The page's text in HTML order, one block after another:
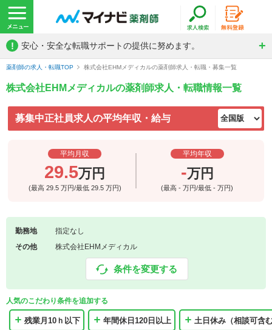
! 安心・安全な転職サポートの提供に努めます。
薬剤師の求人・転職TOP 株式会社EHMメディカルの薬剤師求人・転職・募集一覧
株式会社EHMメディカルの薬剤師求人・転職情報一覧
募集中正社員求人の平均年収・給与
平均月収
29.5万円
(最高 29.5 万円/最低 29.5 万円)
平均年収
-万円
(最高-万円/最低-万円)
勤務地
指定なし
その他
株式会社EHMメディカル
条件を変更する
人気のこだわり条件を追加する
残業月10ｈ以下 年間休日120日以上 土日休み（相談可含